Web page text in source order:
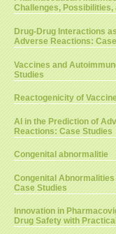
Challenges, Possibilities,
Drug-Drug Interactions
Adverse Reactions:
Vaccines and
Studies
Reactogenicity of
AI in the Prediction of
Reactions: Case Studies
Congenital abnormalitie
Congenital
Case Studies
Innovation in
Drug Safety with